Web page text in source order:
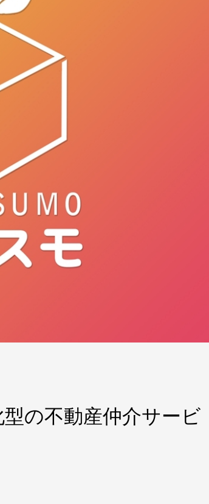
の不動産仲介サービ